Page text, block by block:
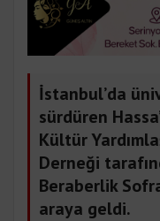
İstanbul’da
sürdüren
Kültür
Derneği
Beraberlik
araya geldi.